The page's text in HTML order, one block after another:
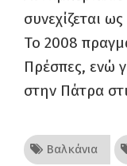
συνεχίζεται
Το 2008
Πρέσπες, ενώ
στην Πάτρα
Βαλκάνια